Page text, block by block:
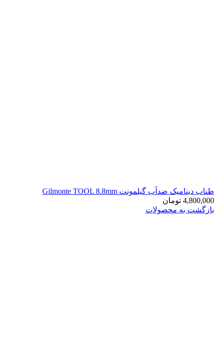
طناب دینامیک ضدآب گیلمونت Gilmonte TOOL 8.8mm
4,800,000 تومان
بازگشت به محصولات